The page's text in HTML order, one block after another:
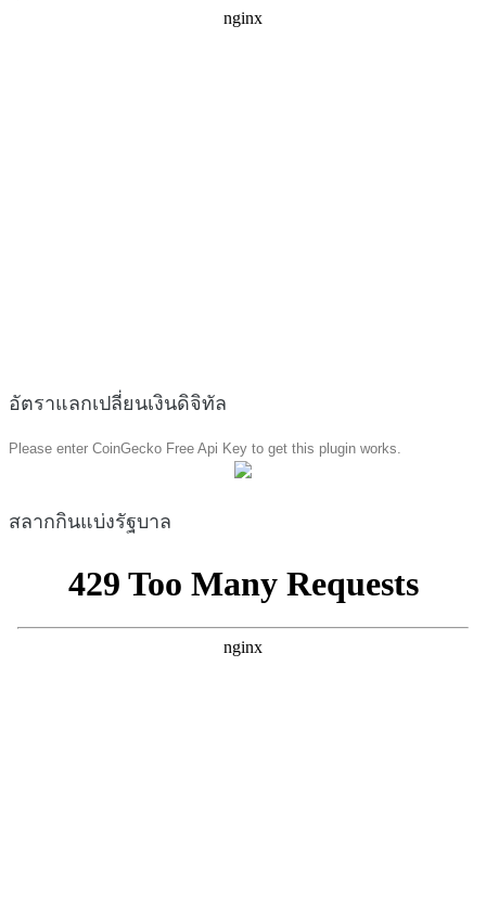
อัตราแลกเปลี่ยนเงินดิจิทัล
Please enter CoinGecko Free Api Key to get this plugin works.
สลากกินแบ่งรัฐบาล